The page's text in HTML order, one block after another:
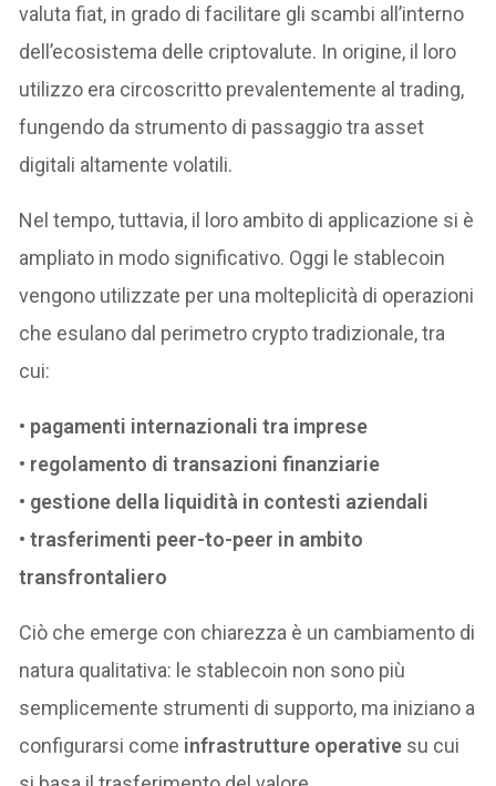
valuta fiat, in grado di facilitare gli scambi all’interno
dell’ecosistema delle criptovalute. In origine, il loro
utilizzo era circoscritto prevalentemente al trading,
fungendo da strumento di passaggio tra asset
digitali altamente volatili.
Nel tempo, tuttavia, il loro ambito di applicazione si è
ampliato in modo significativo. Oggi le stablecoin
vengono utilizzate per una molteplicità di operazioni
che esulano dal perimetro crypto tradizionale, tra
cui:
• pagamenti internazionali tra imprese
• regolamento di transazioni finanziarie
• gestione della liquidità in contesti aziendali
•trasferimenti peer-to-peer in ambito
transfrontaliero
Ciò che emerge con chiarezza è un cambiamento di
natura qualitativa: le stablecoin non sono più
semplicemente strumenti di supporto, ma iniziano a
configurarsi come infrastrutture operative su cui